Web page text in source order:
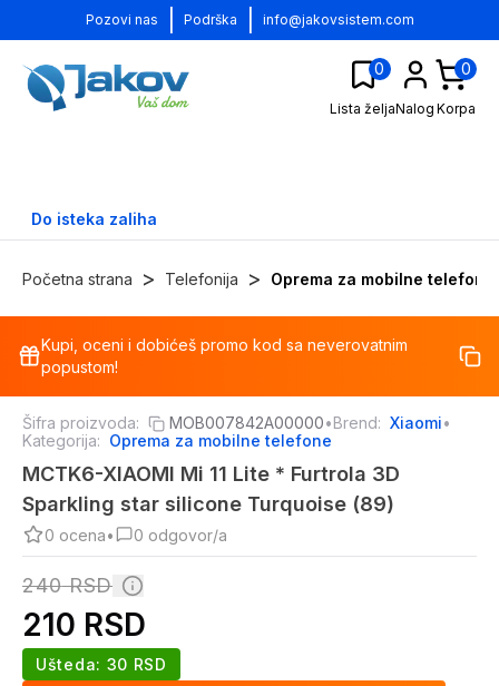
Pozovi nas Podrška info@jakovsistem.com
0
Lista željaNalog
0
Korpa
Do isteka zaliha
Početna strana > Telefonija > Oprema za mobilne telefone
%
Kupi, oceni i dobićeš promo kod sa neverovatnim
popustom!
Šifra proizvoda: MOB007842A00000•Brend: Xiaomi•
Kategorija: Oprema za mobilne telefone
MCTK6-XIAOMI Mi 11 Lite * Furtrola 3D
Sparkling star silicone Turquoise (89)
0 ocena• 0 odgovor/a
240RSD
210 RSD
Ušteda: 30 RSD